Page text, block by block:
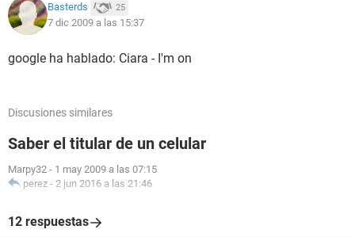
Basterds 25
7 dic 2009 a las 15:37
google ha hablado: Ciara - I'm on
Discusiones similares
Saber el titular de un celular
Marpy32 - 1 may 2009 a las 07:15
perez - 2 jun 2016 a las 21:46
12 respuestas